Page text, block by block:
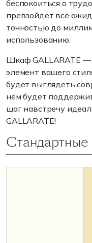
беспокоиться о
превзойдёт все
точностью до
использованию.
Шкаф GALLARATE —
элемент вашего
будет выглядеть
нём будет
шаг навстречу
GALLARATE!
Стандартные